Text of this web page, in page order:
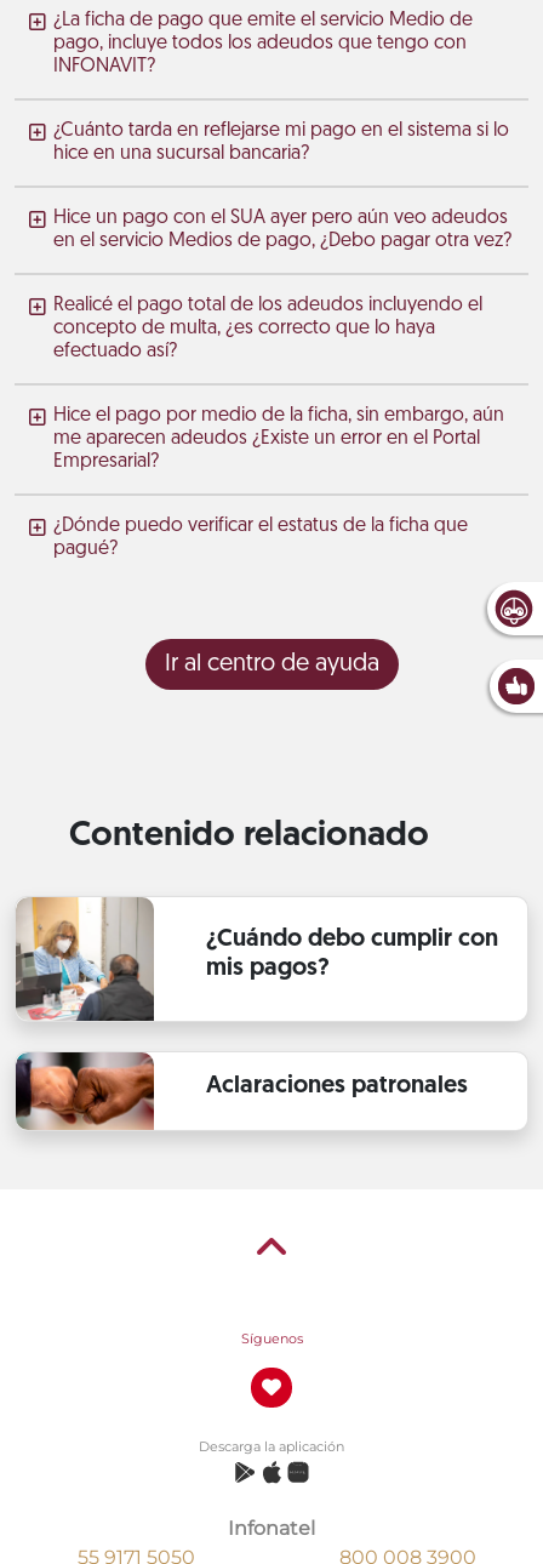
¿La ficha de pago que emite el servicio Medio de
pago, incluye todos los adeudos que tengo con
INFONAVIT?
¿Cuánto tarda en reflejarse mi pago en el sistema si lo
hice en una sucursal bancaria?
Hice un pago con el SUA ayer pero aún veo adeudos
en el servicio Medios de pago, ¿Debo pagar otra vez?
Realicé el pago total de los adeudos incluyendo el
concepto de multa, ¿es correcto que lo haya
efectuado así?
Hice el pago por medio de la ficha, sin embargo, aún
me aparecen adeudos ¿Existe un error en el Portal
Empresarial?
¿Dónde puedo verificar el estatus de la ficha que
pagué?
Ir al centro de ayuda
Contenido relacionado
¿Cuándo debo cumplir con
mis pagos?
Aclaraciones patronales
Síguenos
Descarga la aplicación
Infonatel
55 9171 5050
800 008 3900